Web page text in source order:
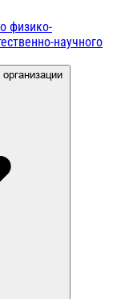
физико-
научного